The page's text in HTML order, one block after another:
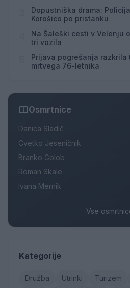
Dopustniška drama:
Korošico po pristanku
Na Šaleški cesti v Velenju
tri vozila
Prijava pogrešanja
mrtvega 76-letnika
Osmrtnice
Danica Sladič
Cvetko Jeseničnik
Branko Golob
Roman Skale
Ivana Mernik
Vse
Kategorije
Družba Utrinki Turizem